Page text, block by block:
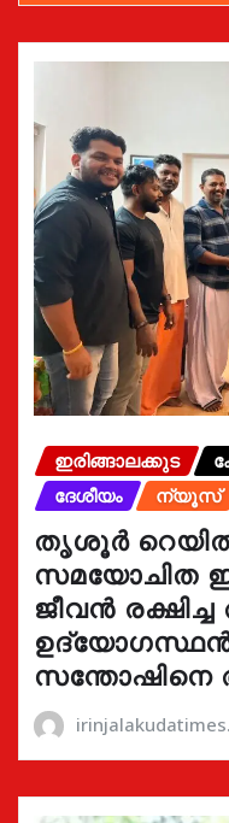
ഇരിങ്ങാലക്കുട
ദേശീയം
ന്യൂസ്
തൃശൂർ
സമയോചിത
ജീവൻ
ഉദ്യോഗസ്ഥൻ
സന്തോഷിനെ